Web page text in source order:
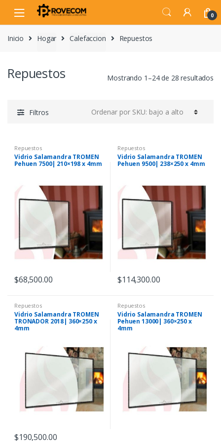
navigation
content
0
Inicio Hogar Calefaccion Repuestos
Repuestos Mostrando 1–24 de 28 resultados
Filtros
Repuestos
Vidrio Salamandra TROMEN
Pehuen 7500| 210×198 x 4mm
$68,500.00
Repuestos
Vidrio Salamandra TROMEN
Pehuen 9500| 238×250 x 4mm
$114,300.00
Repuestos
Vidrio Salamandra TROMEN
TRONADOR 2018| 360×250 x
4mm
$190,500.00
Repuestos
Vidrio Salamandra TROMEN
Pehuen 13000| 360×250 x
4mm